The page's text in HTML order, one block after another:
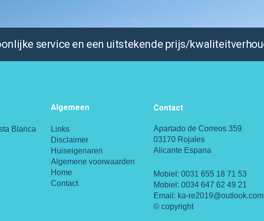
service en een uitstekende prijs/
Blanca
Algemeen
Links
Disclaimer
Huiseigenaren
Algemene voorwaarden
Home
Contact
Contact
Apartado de Correos 359
03170 Rojales
Alicante Espana
Mobiel: 0031 655 18 71 53
Mobiel: 0034 647 62 49 21
Email: ka-re2019@outlook.com
© copyright